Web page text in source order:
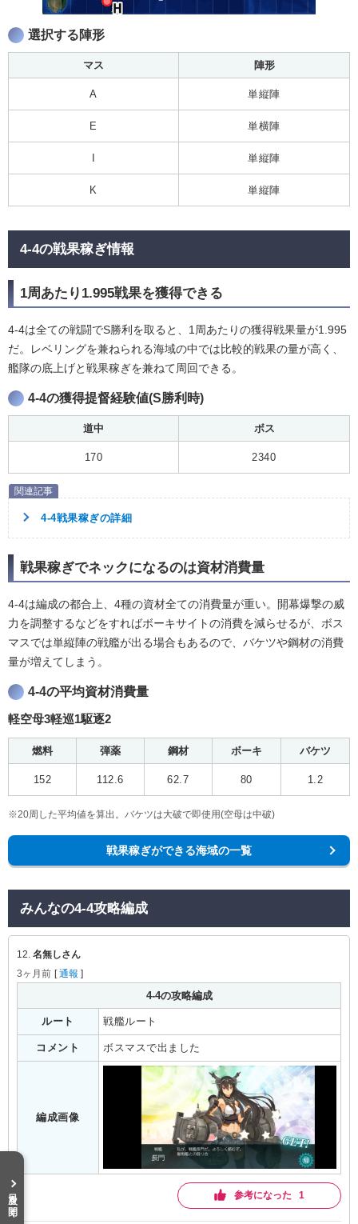
選択する陣形
マス 陣形
A 単縦陣
E 単横陣
I 単縦陣
K 単縦陣
4-4の戦果稼ぎ情報
1周あたり1.995戦果を獲得できる
4-4は全ての戦闘でS勝利を取ると、1周あたりの獲得戦果量が1.995
だ。レベリングを兼ねられる海域の中では比較的戦果の量が高く、
艦隊の底上げと戦果稼ぎを兼ねて周回できる。
4-4の獲得提督経験値(S勝利時)
道中 ボス
170 2340
4-4戦果稼ぎの詳細
戦果稼ぎでネックになるのは資材消費量
4-4は編成の都合上、4種の資材全ての消費量が重い。開幕爆撃の威
力を調整するなどをすればボーキサイトの消費を減らせるが、ボス
マスでは単縦陣の戦艦が出る場合もあるので、バケツや鋼材の消費
量が増えてしまう。
4-4の平均資材消費量
軽空母3軽巡1駆逐2
燃料 弾薬 鋼材 ボーキ バケツ
152 112.6 62.7 80 1.2
※20周した平均値を算出。バケツは大破で即使用(空母は中破)
戦果稼ぎができる海域の一覧
みんなの4-4攻略編成
12. 名無しさん
3ヶ月前 [通報 ]
4-4の攻略編成
ルート 戦艦ルート
コメント ボスマスで出ました
編成画像
参考になった 1
目次を開く